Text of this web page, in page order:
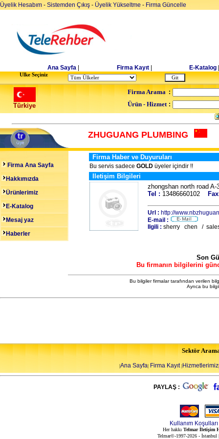
Üyelik Hesabım - Sistemden Çıkış - Üyelik Yükseltme - Firma Güncelle
Ana Sayfa Firma Kayıt E-Katalog
Ulke Seçiniz
Türkiye
Firma Arama :
Ürün - Hizmet :
ZHUGUANG PLUMBING
Firma Ana Sayfa
Hakkımızda
Ürünlerimiz
E-Katalog
Mesaj yaz
Haberler
Firma Haber ve Duyuruları
Bu servis sadece GOLD üyeler içindir !!
Iletişim Bilgileri
zhongshan north road
Tel : 13486660102
Url : http://
E-mail :
Ilgili : sherry chen /
Son
Bu firmanın bilgilerini
Bu bilgiler firmalar tarafından verilen
Ayrıca bu
Sektör
|Ana Sayfa| Firma Kayıt|Hizmetlerimiz|
PAYLAŞ :
Kullanım Koşulları
Her hakkı Telmar İletişim
Telmar©-1997-2026 -